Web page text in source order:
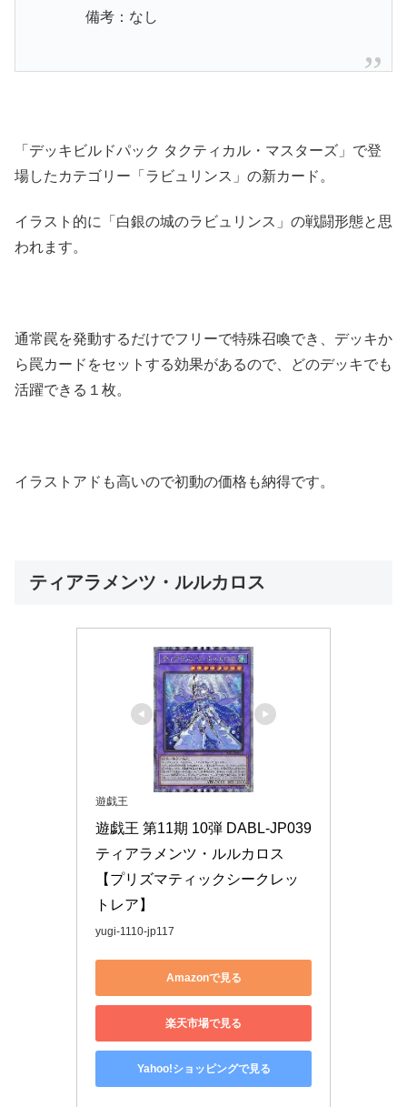
備考：なし
「デッキビルドパック タクティカル・マスターズ」で登
場したカテゴリー「ラビュリンス」の新カード。
イラスト的に「白銀の城のラビュリンス」の戦闘形態と思
われます。
通常罠を発動するだけでフリーで特殊召喚でき、デッキか
ら罠カードをセットする効果があるので、どのデッキでも
活躍できる１枚。
イラストアドも高いので初動の価格も納得です。
ティアラメンツ・ルルカロス
遊戯王
遊戯王 第11期 10弾 DABL-JP039
ティアラメンツ・ルルカロス
【プリズマティックシークレッ
トレア】
yugi-1110-jp117
Amazonで見る
楽天市場で見る
Yahoo!ショッピングで見る